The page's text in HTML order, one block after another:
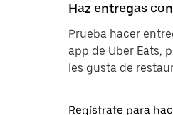
Haz entregas
Prueba hacer
app de Uber Eats,
les gusta de
Regístrate para